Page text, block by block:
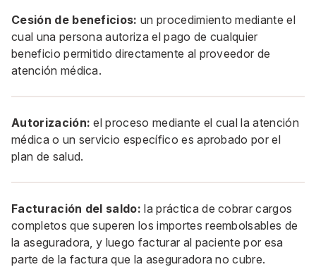
Cesión de beneficios: un procedimiento mediante el
cual una persona autoriza el pago de cualquier
beneficio permitido directamente al proveedor de
atención médica.
Autorización:el proceso mediante el cual la atención
médica o un servicio específico es aprobado por el
plan de salud.
Facturación del saldo: la práctica de cobrar cargos
completos que superen los importes reembolsables de
la aseguradora, y luego facturar al paciente por esa
parte de la factura que la aseguradora no cubre.